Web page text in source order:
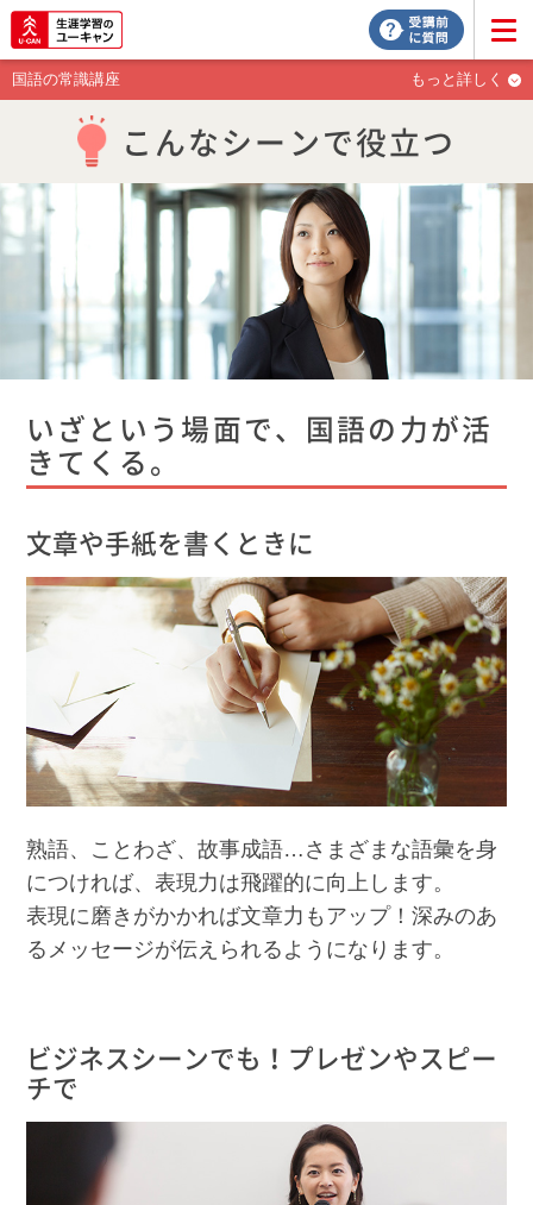
国語の常識講座 もっと詳しく
こんなシーンで役立つ
いざという場面で、国語の力が活
きてくる。
文章や手紙を書くときに
熟語、ことわざ、故事成語…さまざまな語彙を身
につければ、表現力は飛躍的に向上します。
表現に磨きがかかれば文章力もアップ！深みのあ
るメッセージが伝えられるようになります。
ビジネスシーンでも！プレゼンやスピー
チで